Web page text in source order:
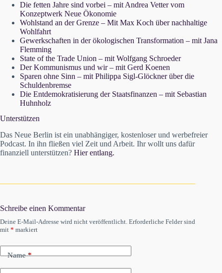
Die fetten Jahre sind vorbei – mit Andrea Vetter vom
Konzeptwerk Neue Ökonomie
Wohlstand an der Grenze – Mit Max Koch über nachhaltige
Wohlfahrt
Gewerkschaften in der ökologischen Transformation – mit Jana
Flemming
State of the Trade Union – mit Wolfgang Schroeder
Der Kommunismus und wir – mit Gerd Koenen
Sparen ohne Sinn – mit Philippa Sigl-Glöckner über die
Schuldenbremse
Die Entdemokratisierung der Staatsfinanzen – mit Sebastian
Huhnholz
Unterstützen
Das Neue Berlin ist ein unabhängiger, kostenloser und werbefreier
Podcast. In ihn fließen viel Zeit und Arbeit. Ihr wollt uns dafür
finanziell unterstützen? Hier entlang.
Schreibe einen Kommentar
Deine E-Mail-Adresse wird nicht veröffentlicht. Erforderliche Felder sind
mit * markiert
Name*